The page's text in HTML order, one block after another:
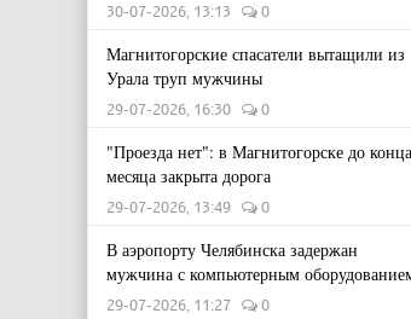
30-07-2026, 13:13 0
Магнитогорские спасатели вытащили из
Урала труп мужчины
29-07-2026, 16:30 0
"Проезда нет": в Магнитогорске до конца
месяца закрыта дорога
29-07-2026, 13:49 0
В аэропорту Челябинска задержан
мужчина с компьютерным
29-07-2026, 11:27 0